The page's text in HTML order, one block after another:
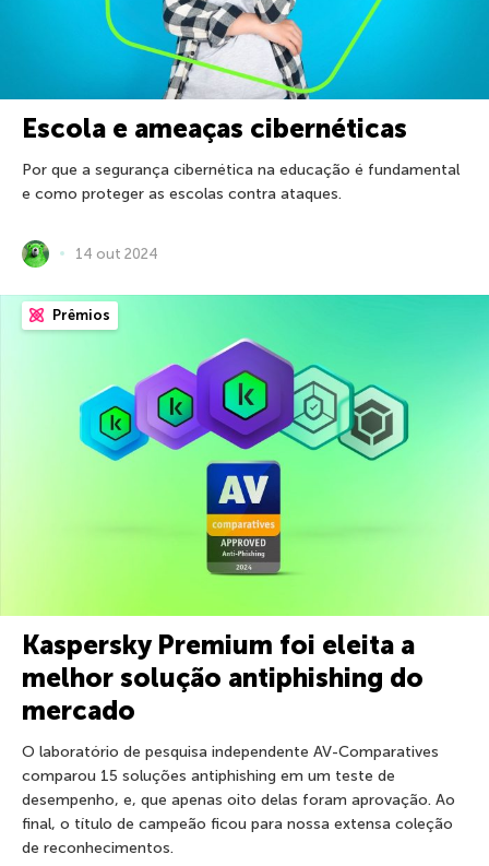
Escola e ameaças cibernéticas
Por que a segurança cibernética na educação é fundamental
e como proteger as escolas contra ataques.
14 out 2024
Prêmios
Kaspersky Premium foi eleita a
melhor solução antiphishing do
mercado
O laboratório de pesquisa independente AV-Comparatives
comparou 15 soluções antiphishing em um teste de
desempenho, e, que apenas oito delas foram aprovação. Ao
final, o título de campeão ficou para nossa extensa coleção
de reconhecimentos.